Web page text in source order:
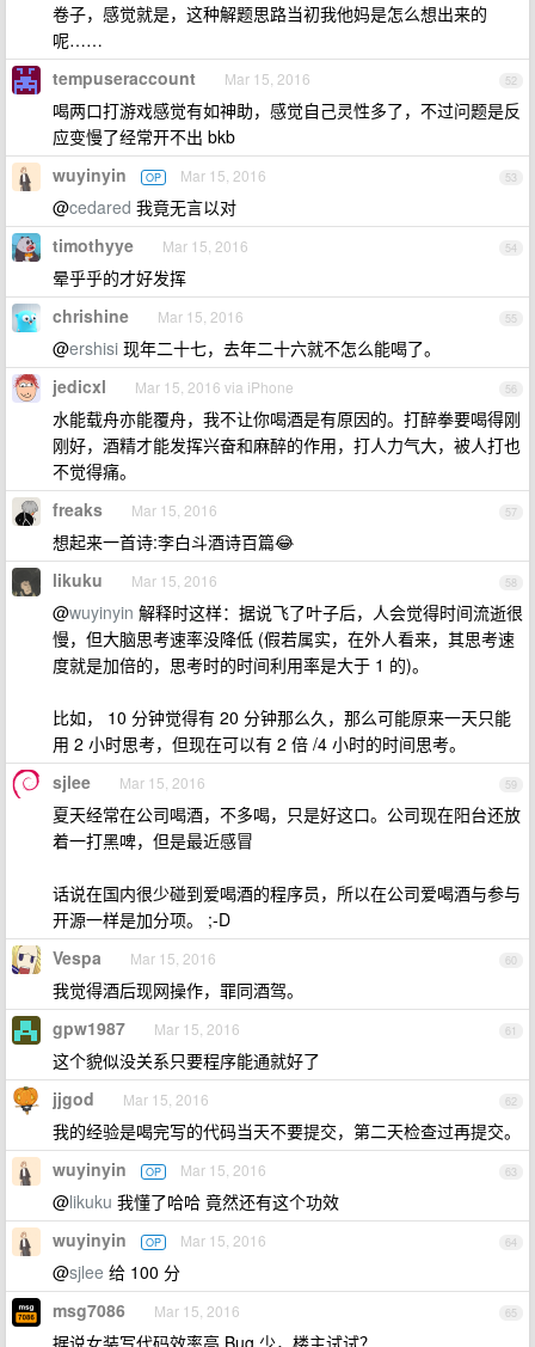
卷子，感觉就是，这种解题思路当初我他妈是怎么想出来的
呢……
52
tempuseraccount Mar 15, 2016
喝两口打游戏感觉有如神助，感觉自己灵性多了，不过问题是反
应变慢了经常开不出 bkb
53
wuyinyin OP Mar 15, 2016
@cedared 我竟无言以对
54
timothyye Mar 15, 2016
晕乎乎的才好发挥
55
chrishine Mar 15, 2016
@ershisi 现年二十七，去年二十六就不怎么能喝了。
56
jedicxl Mar 15, 2016 via iPhone
水能载舟亦能覆舟，我不让你喝酒是有原因的。打醉拳要喝得刚
刚好，酒精才能发挥兴奋和麻醉的作用，打人力气大，被人打也
不觉得痛。
57
freaks Mar 15, 2016
想起来一首诗:李白斗酒诗百篇😂
58
likuku Mar 15, 2016
@wuyinyin 解释时这样：据说飞了叶子后，人会觉得时间流逝很
慢，但大脑思考速率没降低 (假若属实，在外人看来，其思考速
度就是加倍的，思考时的时间利用率是大于 1 的)。
比如， 10 分钟觉得有 20 分钟那么久，那么可能原来一天只能
用 2 小时思考，但现在可以有 2 倍 /4 小时的时间思考。
59
sjlee Mar 15, 2016
夏天经常在公司喝酒，不多喝，只是好这口。公司现在阳台还放
着一打黑啤，但是最近感冒
话说在国内很少碰到爱喝酒的程序员，所以在公司爱喝酒与参与
开源一样是加分项。 ;-D
60
Vespa Mar 15, 2016
我觉得酒后现网操作，罪同酒驾。
61
gpw1987 Mar 15, 2016
这个貌似没关系只要程序能通就好了
62
jjgod Mar 15, 2016
我的经验是喝完写的代码当天不要提交，第二天检查过再提交。
63
wuyinyin OP Mar 15, 2016
@likuku 我懂了哈哈 竟然还有这个功效
64
wuyinyin OP Mar 15, 2016
@sjlee 给 100 分
65
msg7086 Mar 15, 2016
据说女装写代码效率高 Bug 少，楼主试试？